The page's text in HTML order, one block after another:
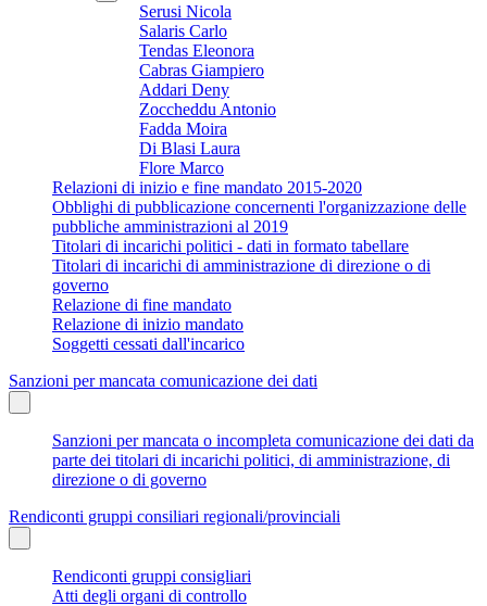
Serusi Nicola
Salaris Carlo
Tendas Eleonora
Cabras Giampiero
Addari Deny
Zoccheddu Antonio
Fadda Moira
Di Blasi Laura
Flore Marco
Relazioni di inizio e fine mandato 2015-2020
Obblighi di pubblicazione concernenti l'organizzazione delle
pubbliche amministrazioni al 2019
Titolari di incarichi politici - dati in formato tabellare
Titolari di incarichi di amministrazione di direzione o di
governo
Relazione di fine mandato
Relazione di inizio mandato
Soggetti cessati dall'incarico
Sanzioni per mancata comunicazione dei dati
Sanzioni per mancata o incompleta comunicazione dei dati da
parte dei titolari di incarichi politici, di amministrazione, di
direzione o di governo
Rendiconti gruppi consiliari regionali/provinciali
Rendiconti gruppi consigliari
Atti degli organi di controllo